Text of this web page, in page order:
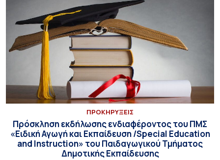
ΠΡΟΚΗΡΥΞΕΙΣ
Πρόσκληση εκδήλωσης ενδιαφέροντος του ΠΜΣ
«Ειδική Αγωγή και Εκπαίδευση /Special Education
and Instruction» του Παιδαγωγικού Τμήματος
Δημοτικής Εκπαίδευσης